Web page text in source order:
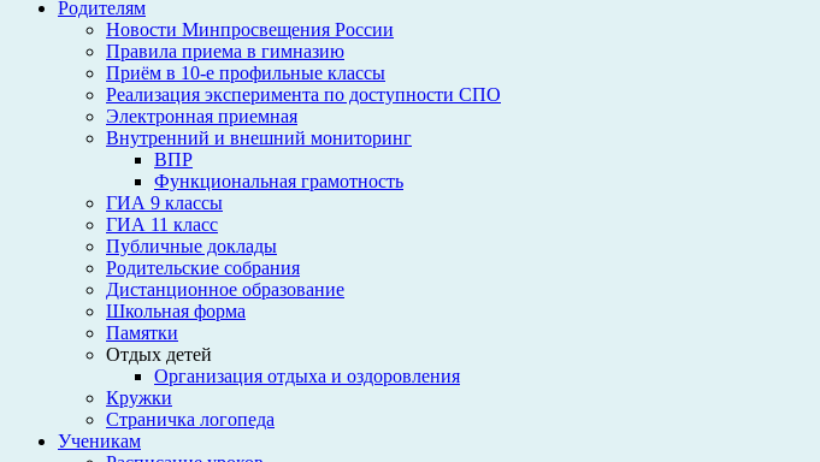
Родителям
Новости Минпросвещения России
Правила приема в гимназию
Приём в 10-е профильные классы
Реализация эксперимента по доступности СПО
Электронная приемная
Внутренний и внешний мониторинг
ВПР
Функциональная грамотность
ГИА 9 классы
ГИА 11 класс
Публичные доклады
Родительские собрания
Дистанционное образование
Школьная форма
Памятки
Отдых детей
Организация отдыха и оздоровления
Кружки
Страничка логопеда
Ученикам